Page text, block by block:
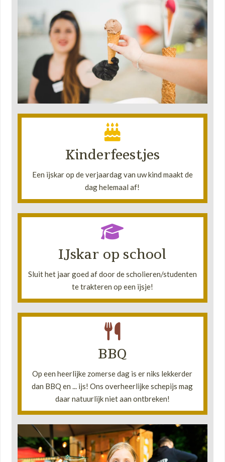
Kinderfeestjes
Een ijskar op de verjaardag van uw kind maakt de
dag helemaal af!
•
versieren met alle heerlijke toppings die wij
meenemen. De jarige krijgt van Belicio zijn
zelfgemaakte ijsje inclusief toppings cadeau!
Lees meer!
IJskar op school
Sluit het jaar goed af door de scholieren/studenten
te trakteren op een ijsje!
•
Belicio kan gemakkelijk op ieder schoolplein staan
om zo de kinderen op te wachten en te verassen!
Lees verder!
BBQ
Op een heerlijke zomerse dag is er niks lekkerder
dan BBQ en ... ijs! Ons overheerlijke schepijs mag
daar natuurlijk niet aan ontbreken!
•
Of u nou thuis een feest geeft of gezellig in het
graag van een bijpassend toetje op locatie.
Lees verder!